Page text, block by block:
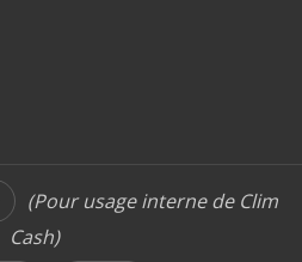
(Pour usage interne de Clim
Cash)